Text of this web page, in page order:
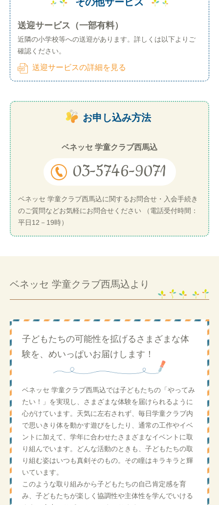
その他サービス
送迎サービス（一部有料）
近隣の小学校等への送迎があります。詳しくは以下よりご
確認ください。
送迎サービスの詳細を見る
お申し込み方法
ベネッセ 学童クラブ西馬込
03-5746-9071
ベネッセ 学童クラブ西馬込に関するお問合せ・入会手続き
のご質問などお気軽にお問合せください （電話受付時間：
平日12－19時）
ベネッセ 学童クラブ西馬込より
子どもたちの可能性を拡げるさまざまな体
験を、めいっぱいお届けします！
ベネッセ 学童クラブ西馬込では子どもたちの「やってみ
たい！」を実現し、さまざまな体験を届けられるように
心がけています。天気に左右されず、毎日学童クラブ内
で思いきり体を動かす遊びをしたり、通常の工作やイベ
ントに加えて、学年に合わせたさまざまなイベントに取
り組んでいます。どんな活動のときも、子どもたちの取
り組む姿はいつも真剣そのもの。その瞳はキラキラと輝
いています。
このような取り組みから子どもたちの自己肯定感を育
み、子どもたちが楽しく協調性や主体性を学んでいける